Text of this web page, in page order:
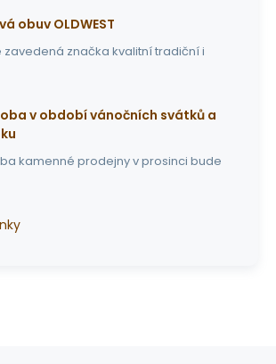
obuv OLDWEST
zavedená značka kvalitní tradiční i
v období vánočních svátků a
kamenné prodejny v prosinci bude